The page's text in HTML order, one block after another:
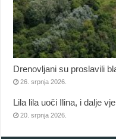
Drenovljani su proslavili
26. srpnja 2026.
Lila lila uoči Ilina, i dalje
20. srpnja 2026.